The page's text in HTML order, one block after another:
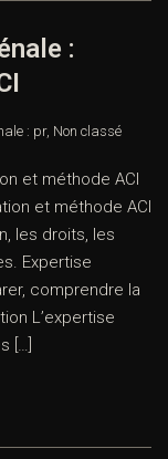
:
: pr, Non classé
et méthode ACI
et méthode ACI
les droits, les
Expertise
comprendre la
L’expertise
[…]